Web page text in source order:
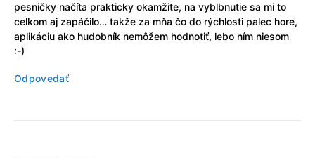
pesničky načíta prakticky okamžite, na vyblbnutie sa mi to
celkom aj zapáčilo… takže za mňa čo do rýchlosti palec hore,
aplikáciu ako hudobník nemôžem hodnotiť, lebo ním niesom
:-)
Odpovedať